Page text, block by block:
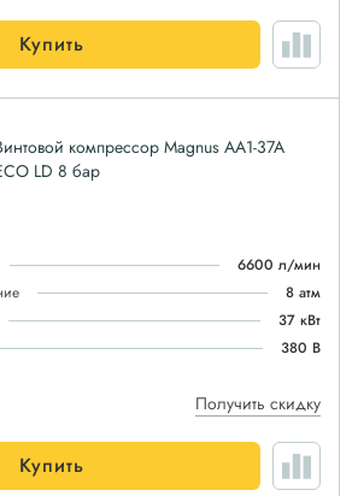
Купить
компрессор Magnus АА1-37А
LD 8 бар
6600 л/мин
8 атм
37 кВт
380 В
Получить скидку
Купить